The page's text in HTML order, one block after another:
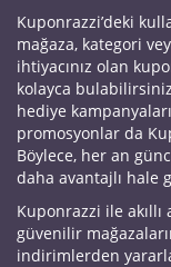
Kuponrazzi’deki
mağaza, kategori
ihtiyacınız olan
kolayca
hediye
promosyonlar da
Böylece, her an
daha avantajlı hale
Kuponrazzi ile akıllı
güvenilir
indirimlerden